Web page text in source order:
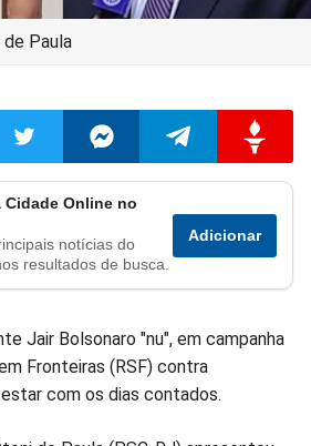
Paula
no
Compartilhar
no
Compartilhar
no
no
Online no
notícias do
resultados de busca.
Adicionar
Jair Bolsonaro "nu", em campanha
Fronteiras (RSF) contra
com os dias contados.